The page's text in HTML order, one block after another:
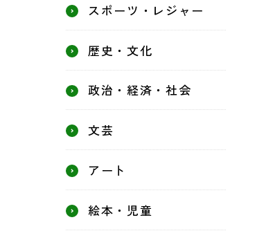
スポーツ・レジャー
歴史・文化
政治・経済・社会
文芸
アート
絵本・児童